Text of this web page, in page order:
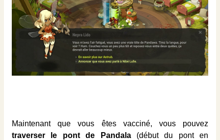
Maintenant que vous êtes vacciné, vous pouvez
traverser le pont de Pandala(début du pont en